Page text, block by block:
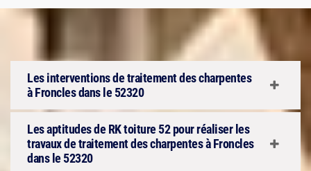
Les interventions de traitement des charpentes
à Froncles dans le 52320
Les aptitudes de RK toiture 52 pour réaliser les
travaux de traitement des charpentes à Froncles
dans le 52320